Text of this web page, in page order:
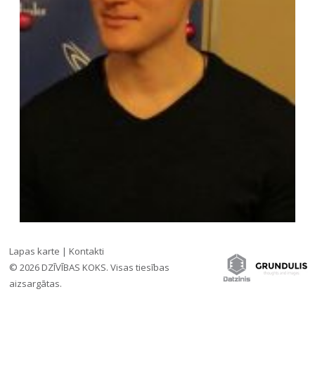
ATGRIEZTIES Iesaki draugiem:
Lapas karte | Kontakti
© 2026 DZĪVĪBAS KOKS. Visas tiesības
aizsargātas.